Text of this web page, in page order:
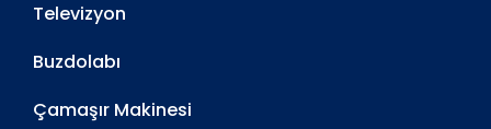
Televizyon
Buzdolabı
Çamaşır Makinesi